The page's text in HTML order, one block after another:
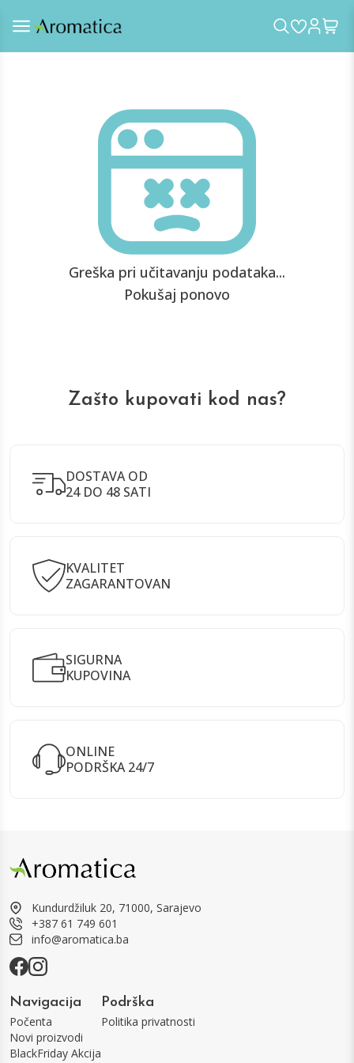
Greška pri učitavanju podataka...
Pokušaj ponovo
Zašto kupovati kod nas?
DOSTAVA OD
24 DO 48 SATI
KVALITET
ZAGARANTOVAN
SIGURNA
KUPOVINA
ONLINE
PODRŠKA 24/7
Kundurdžiluk 20, 71000, Sarajevo
+387 61 749 601
info@aromatica.ba
Navigacija
Počenta
Novi proizvodi
BlackFriday Akcija
Podrška
Politika privatnosti